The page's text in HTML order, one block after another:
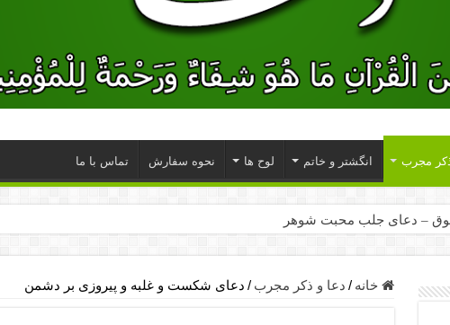
مجرب انگشتر و خاتم لوح ها نحوه سفارش تماس با ما
– دعای جلب محبت شوهر
– دعای یا من اظهر الجمیل برای حاجت
آن ها – ذکر مخصوص مستجاب الدعوه شدن
خانه / دعا و ذکر مجرب / دعای شکست و غلبه و پیروزی بر دشمن